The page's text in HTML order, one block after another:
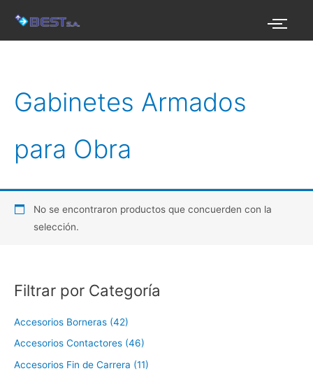
contenido
Filtrar por Categoría
Accesorios Borneras (42)
Accesorios Contactores (46)
Accesorios Fin de Carrera (11)
Gabinetes Armados
para Obra
No se encontraron productos que concuerden con la
selección.